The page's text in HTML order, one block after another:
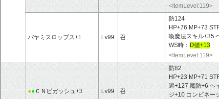
<ItemLevel:119>
バヤミスロップス+1 Lv99 召
防124
HP+76 MP+73
喚魔法スキル+35
WS時： D値+13
<ItemLevel:119>
●●ＣＮピガッシュ+3 Lv99 召
防82
HP+23 MP+71
避+127 魔防+6 ヘ
ジ+10 コンビネー